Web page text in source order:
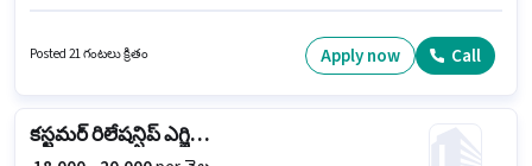
సేల్స్ రిప్రజెంటేటివ్ ఉద్యోగానికి క్రియాశీలకంగా నియామకం జరుగుతోంది. ఈ ఉద్యోగం
Posted 21 గంటలు క్రితం Apply now Call
కస్టమర్ రిలేషన్షిప్ ఎగ్జిక్యూటివ్